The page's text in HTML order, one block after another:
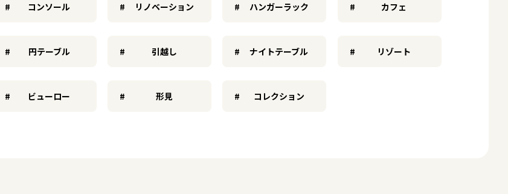
コンソール リノベーション ハンガーラック カフェ
円テーブル 引越し ナイトテーブル リゾート
ビューロー 形見 コレクション